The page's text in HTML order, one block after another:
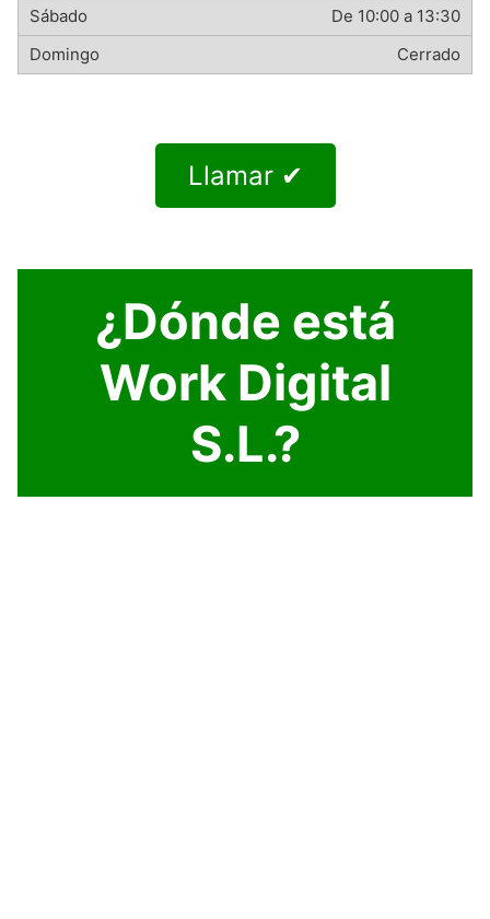
De 10:00 a 13:30
Cerrado
Llamar ✔
¿Dónde está
Work Digital
S.L.?